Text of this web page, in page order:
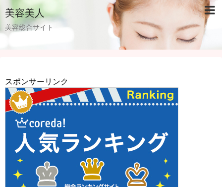
美容美人
美容総合サイト
スポンサーリンク